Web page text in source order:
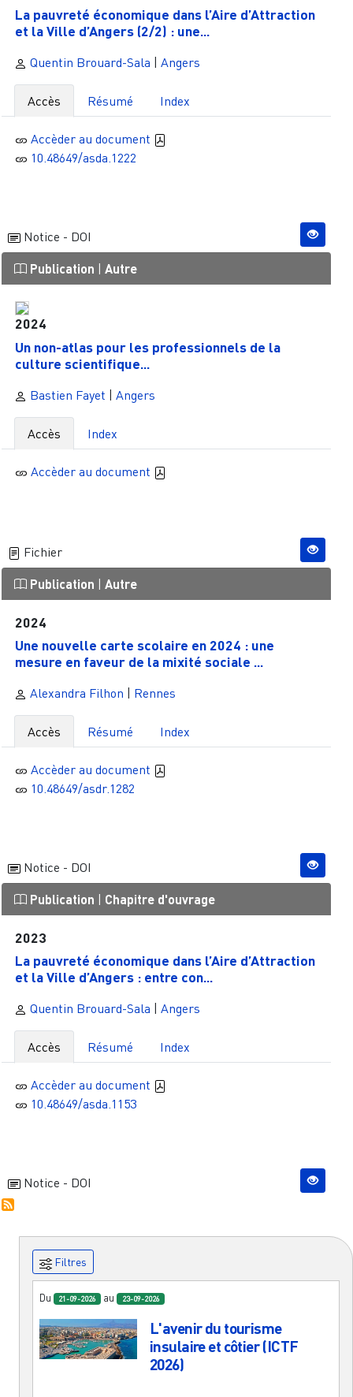
La pauvreté économique dans l’Aire d’Attraction
et la Ville d’Angers (2/2) : une...
Quentin Brouard-Sala Angers
Accès Résumé Index
Accèder au document
10.48649/asda.1222
Notice - DOI
Publication | Autre
2024
Un non-atlas pour les professionnels de la
culture scientifique...
Bastien Fayet | Angers
Accès Index
Accèder au document
Fichier
Publication | Autre
2024
Une nouvelle carte scolaire en 2024 : une
mesure en faveur de la mixité sociale ...
Alexandra Filhon Rennes
Accès Résumé Index
Accèder au document
10.48649/asdr.1282
Notice - DOI
Publication | Chapitre d'ouvrage
2023
La pauvreté économique dans l’Aire d’Attraction
et la Ville d’Angers : entre con...
Quentin Brouard-Sala Angers
Accès Résumé Index
Accèder au document
10.48649/asda.1153
Notice - DOI
Filtres
Du 21-09-2026 au 23-09-2026
L'avenir du tourisme
insulaire et côtier (ICTF
2026)